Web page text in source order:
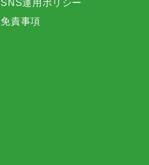
SNS運用ポリシー
免責事項